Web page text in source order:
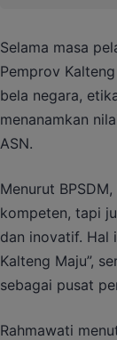
Selama masa
Pemprov
bela negara,
menanamkan
ASN.
Menurut
kompeten, tapi
dan inovatif. Hal
Kalteng Maju”,
sebagai pusat
Rahmawati